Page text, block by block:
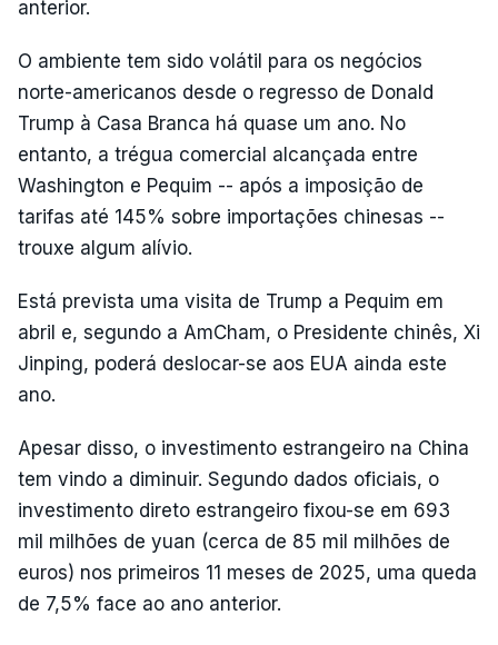
anterior.
O ambiente tem sido volátil para os negócios
norte-americanos desde o regresso de Donald
Trump à Casa Branca há quase um ano. No
entanto, a trégua comercial alcançada entre
Washington e Pequim -- após a imposição de
tarifas até 145% sobre importações chinesas --
trouxe algum alívio.
Está prevista uma visita de Trump a Pequim em
abril e, segundo a AmCham, o Presidente chinês, Xi
Jinping, poderá deslocar-se aos EUA ainda este
ano.
Apesar disso, o investimento estrangeiro na China
tem vindo a diminuir. Segundo dados oficiais, o
investimento direto estrangeiro fixou-se em 693
mil milhões de yuan (cerca de 85 mil milhões de
euros) nos primeiros 11 meses de 2025, uma queda
de 7,5% face ao ano anterior.